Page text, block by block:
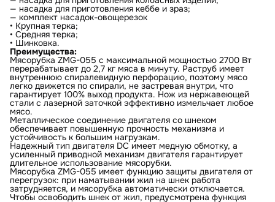
— насадка для приготовления кеббе и зраз;
— комплект насадок-овощерезок
• Крупная терка;
• Средняя терка;
• Шинковка.
Преимущества:
Мясорубка ZMG-055 с максимальной мощностью 2700 Вт
перерабатывает до 2,7 кг мяса в минуту. Раструб имеет
внутреннюю спиралевидную перфорацию, поэтому мясо
легко движется по спирали, не застревая внутри, что
гарантирует 100% выход продукта. Нож из нержавеющей
стали с лазерной заточкой эффективно измельчает любое
мясо.
Металлическое соединение двигателя со шнеком
обеспечивает повышенную прочность механизма и
устойчивость к большим нагрузкам.
Надежный тип двигателя DC имеет медную обмотку, а
усиленный приводной механизм двигателя гарантирует
длительное использование мясорубки.
Мясорубка ZMG-055 имеет функцию защиты двигателя от
перегрузок: при наматывании жил на шнек работа
затрудняется, и мясорубка автоматически отключается.
Чтобы освободить шнек от жил, предусмотрена функция